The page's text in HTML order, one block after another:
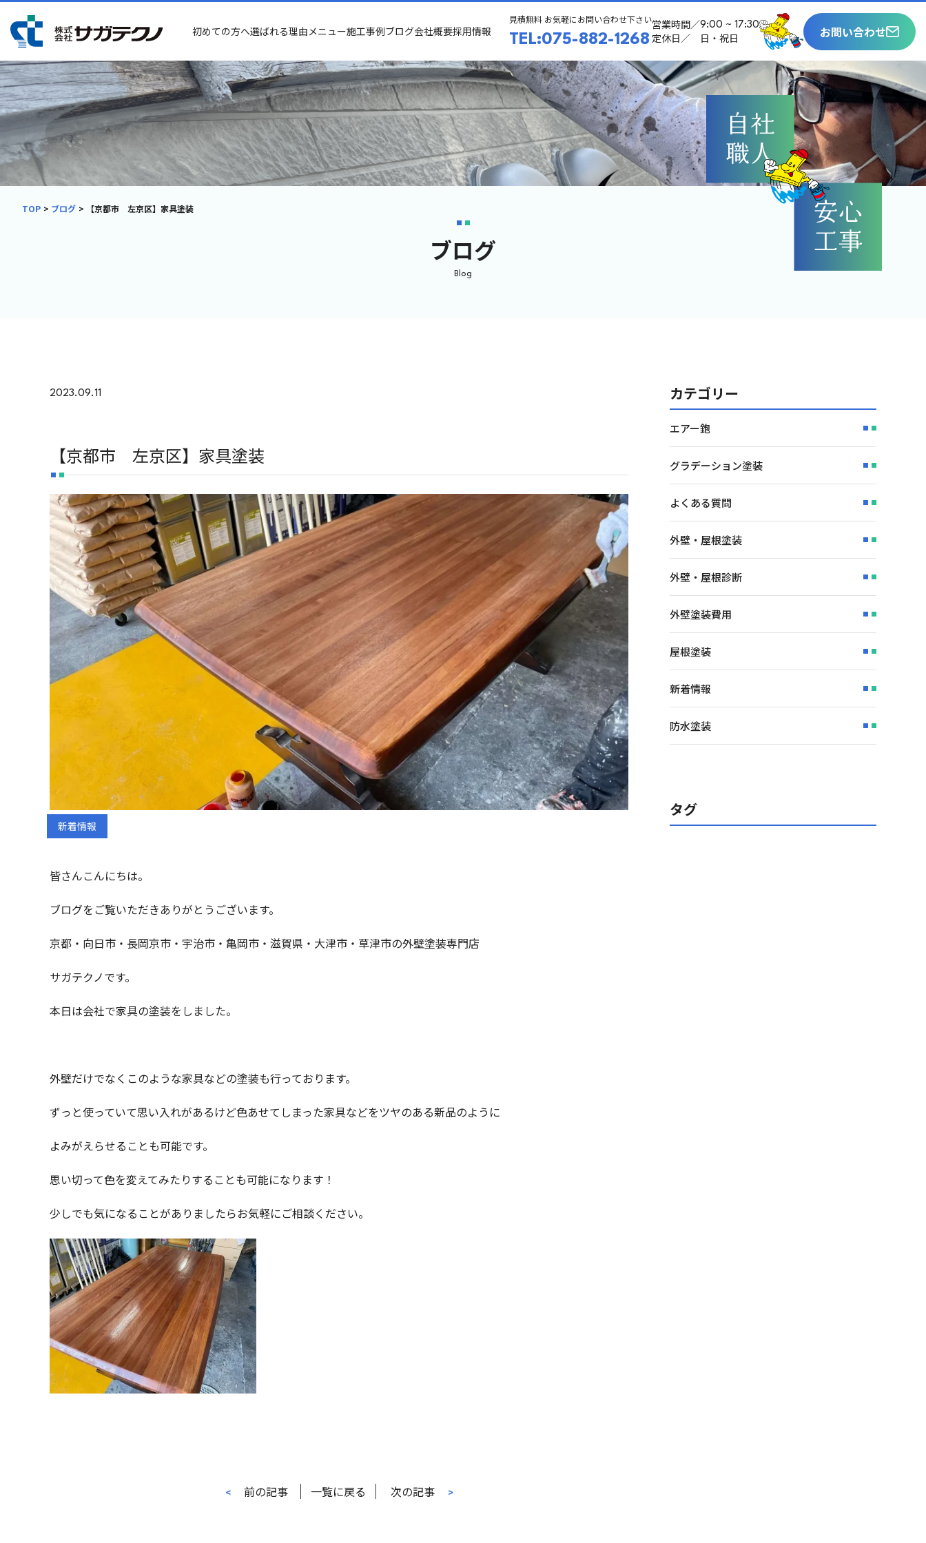
初めての方へ選ばれる理由メニュー施工事例ブログ会社概要採用情報
見積無料 お気軽にお問い合わせ下さい
TEL:075-882-1268
営業時間／9:00 ~ 17:30
定休日／ 日・祝日 お問い合わせ
ブログ
Blog
TOP ブログ 【京都市 左京区】家具塗装
2023.09.11
【京都市 左京区】家具塗装
新着情報
皆さんこんにちは。
ブログをご覧いただきありがとうございます。
京都・向日市・長岡京市・宇治市・亀岡市・滋賀県・大津市・草津市の外壁塗装専門店
サガテクノです。
本日は会社で家具の塗装をしました。
外壁だけでなくこのような家具などの塗装も行っております。
ずっと使っていて思い入れがあるけど色あせてしまった家具などをツヤのある新品のように
よみがえらせることも可能です。
思い切って色を変えてみたりすることも可能になります！
少しでも気になることがありましたらお気軽にご相談ください。
< 前の記事 一覧に戻る 次の記事 >
カテゴリー
エアー鉋
グラデーション塗装
よくある質問
外壁・屋根塗装
外壁・屋根診断
外壁塗装費用
屋根塗装
新着情報
防水塗装
タグ